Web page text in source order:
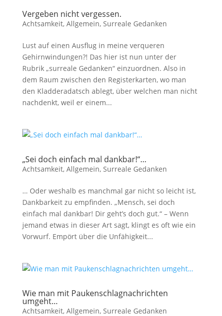
Vergeben nicht vergessen.
Achtsamkeit, Allgemein, Surreale Gedanken
Lust auf einen Ausflug in meine verqueren
Gehirnwindungen?! Das hier ist nun unter der
Rubrik „surreale Gedanken“ einzuordnen. Also in
dem Raum zwischen den Registerkarten, wo man
den Kladderadatsch ablegt, über welchen man nicht
nachdenkt, weil er einem...
„Sei doch einfach mal dankbar!“…
Achtsamkeit, Allgemein, Surreale Gedanken
… Oder weshalb es manchmal gar nicht so leicht ist,
Dankbarkeit zu empfinden. „Mensch, sei doch
einfach mal dankbar! Dir geht’s doch gut.“ – Wenn
jemand etwas in dieser Art sagt, klingt es oft wie ein
Vorwurf. Empört über die Unfähigkeit...
Wie man mit Paukenschlagnachrichten
umgeht…
Achtsamkeit, Allgemein, Surreale Gedanken